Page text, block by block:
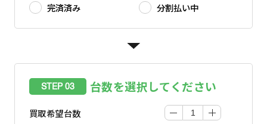
完済済み 分割払い中
STEP 03 台数を選択してください
買取希望台数